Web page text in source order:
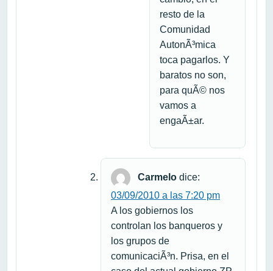
resto de la
Comunidad
AutonÃ³mica
toca pagarlos. Y
baratos no son,
para quÃ© nos
vamos a
engaÃ±ar.
Carmelo dice:
03/09/2010 a las 7:20 pm
A los gobiernos los
controlan los banqueros y
los grupos de
comunicaciÃ³n. Prisa, en el